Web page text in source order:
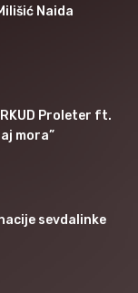
Naida
Proleter ft.
mora”
sevdalinke